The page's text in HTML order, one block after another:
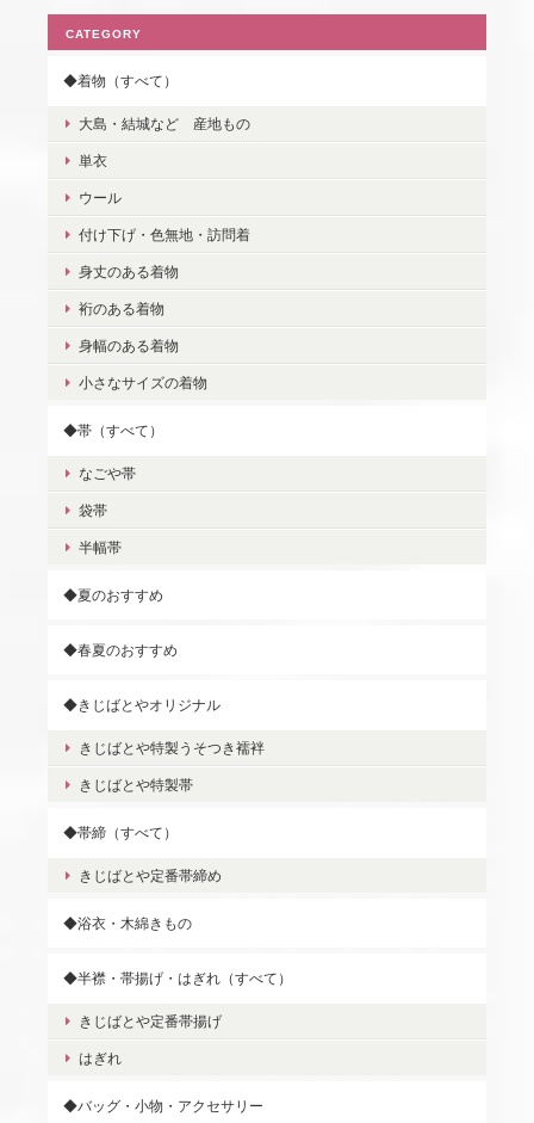
CATEGORY
◆着物（すべて）
大島・結城など 産地もの
単衣
ウール
付け下げ・色無地・訪問着
身丈のある着物
裄のある着物
身幅のある着物
小さなサイズの着物
◆帯（すべて）
なごや帯
袋帯
半幅帯
◆夏のおすすめ
◆春夏のおすすめ
◆きじばとやオリジナル
きじばとや特製うそつき襦袢
きじばとや特製帯
◆帯締（すべて）
きじばとや定番帯締め
◆浴衣・木綿きもの
◆半襟・帯揚げ・はぎれ（すべて）
きじばとや定番帯揚げ
はぎれ
◆バッグ・小物・アクセサリー